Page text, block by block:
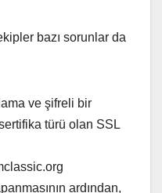
bazı sorunlar da
ve şifreli bir
türü olan SSL
ardından,